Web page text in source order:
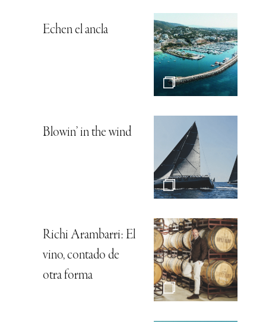
Echen el ancla
Blowin’ in the wind
Richi Arambarri: El
vino, contado de
otra forma